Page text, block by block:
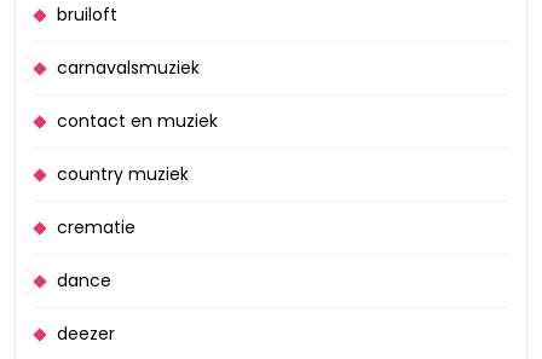
bruiloft
carnavalsmuziek
contact en muziek
country muziek
crematie
dance
deezer